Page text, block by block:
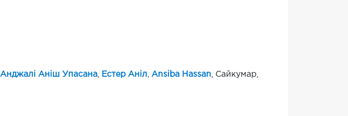
Анджалі Аніш Упасана, Естер Аніл Ansiba Hassan , Сайкумар,